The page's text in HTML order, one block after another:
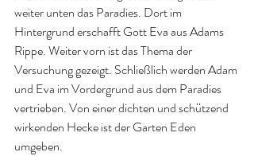
weiter unten das Paradies. Dort im
Hintergrund erschafft Gott Eva aus Adams
Rippe. Weiter vorn ist das Thema der
Versuchung gezeigt. Schließlich werden Adam
und Eva im Vordergrund aus dem Paradies
vertrieben. Von einer dichten und schützend
wirkenden Hecke ist der Garten Eden
umgeben.